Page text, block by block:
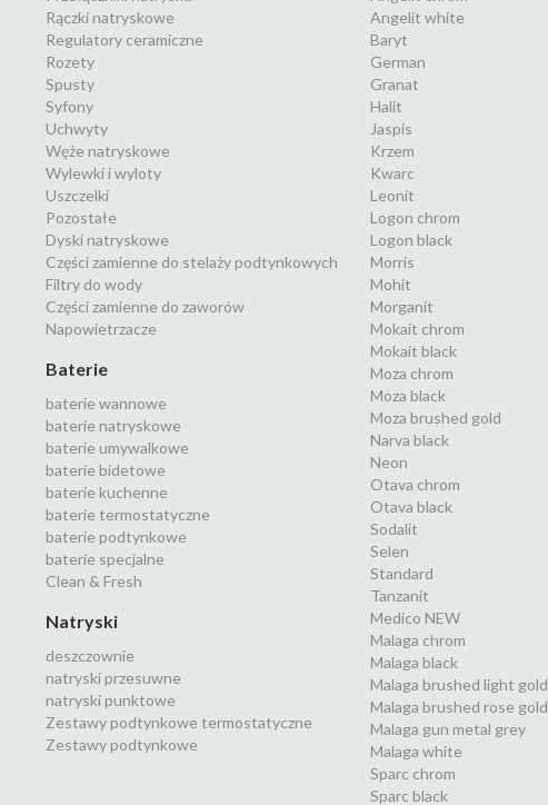
Rączki natryskowe
Regulatory ceramiczne
Rozety
Spusty
Syfony
Uchwyty
Węże natryskowe
Wylewki i wyloty
Uszczelki
Pozostałe
Dyski natryskowe
Części zamienne do stelaży podtynkowych
Filtry do wody
Części zamienne do zaworów
Napowietrzacze
Baterie
baterie wannowe
baterie natryskowe
baterie umywalkowe
baterie bidetowe
baterie kuchenne
baterie termostatyczne
baterie podtynkowe
baterie specjalne
Clean & Fresh
Natryski
deszczownie
natryski przesuwne
natryski punktowe
Zestawy podtynkowe termostatyczne
Zestawy podtynkowe
Angelit white
Baryt
German
Granat
Halit
Jaspis
Krzem
Kwarc
Leonit
Logon chrom
Logon black
Morris
Mohit
Morganit
Mokait chrom
Mokait black
Moza chrom
Moza black
Moza brushed gold
Narva black
Neon
Otava chrom
Otava black
Sodalit
Selen
Standard
Tanzanit
Medico NEW
Malaga chrom
Malaga black
Malaga brushed light gold
Malaga brushed rose gold
Malaga gun metal grey
Malaga white
Sparc chrom
Sparc black